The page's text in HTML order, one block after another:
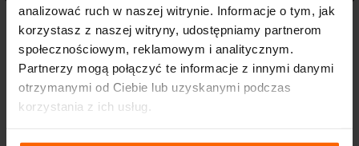
analizować ruch w naszej witrynie. Informacje o tym, jak
korzystasz z naszej witryny, udostępniamy partnerom
społecznościowym, reklamowym i analitycznym.
Partnerzy mogą połączyć te informacje z innymi danymi
otrzymanymi od Ciebie lub uzyskanymi podczas
korzystania z ich usług.
ERBAFARM cynk
organiczny 60 tabletek
10,56zł
VITAERBA D3 400 IU
witamina D w kroplach
dla dzieci 10ml
10,13zł